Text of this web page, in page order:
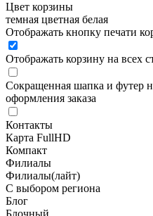
Цвет корзины
темная цветная белая
Отображать кнопку печати
Отображать корзину на всех
Сокращенная шапка и футер
оформления заказа
Контакты
Карта FullHD
Компакт
Филиалы
Филиалы(лайт)
С выбором региона
Блог
Блочный